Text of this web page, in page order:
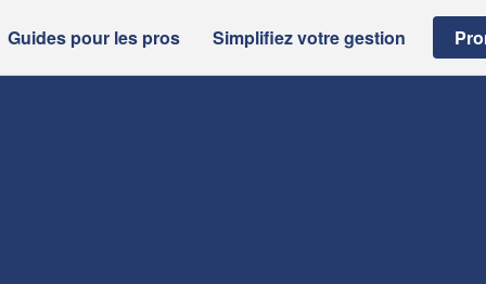
Guides pour les pros Simplifiez votre gestion